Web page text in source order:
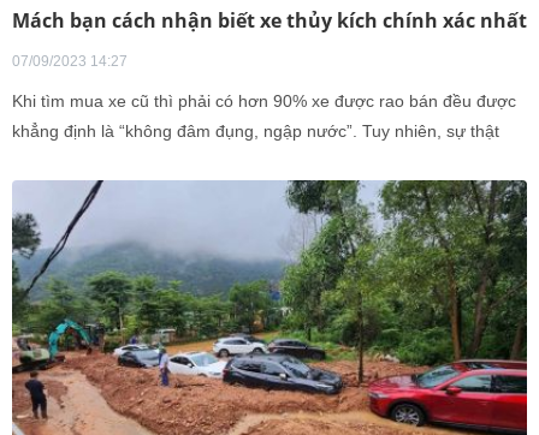
Mách bạn cách nhận biết xe thủy kích chính xác nhất
07/09/2023 14:27
Khi tìm mua xe cũ thì phải có hơn 90% xe được rao bán đều được
khẳng định là “không đâm đụng, ngập nước”. Tuy nhiên, sự thật
giúp Quý độc giả có thể đưa ra quyết định đúng đắn khi chọn mua
ô tô cũ, danhgiaXe sẽ mách bạn cách nhận biết xe thủy kích chính
xác nhất, hãy cùng tìm hiểu qua bài viết dưới đây nhé!